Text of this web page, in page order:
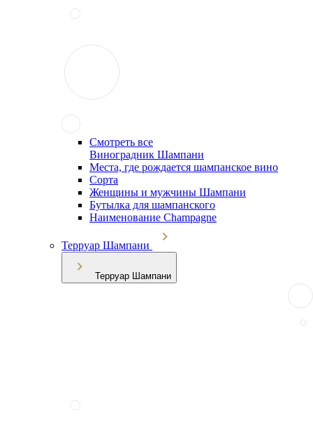
Смотреть все
Виноградник Шампани
Места, где рождается шампанское вино
Сорта
Женщины и мужчины Шампани
Бутылка для шампанского
Наименование Champagne
Терруар Шампани
Терруар Шампани